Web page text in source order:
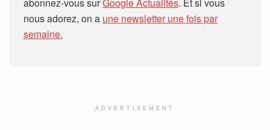
nous adorez, on a une newsletter une fois par
semaine.
ADVERTISEMENT